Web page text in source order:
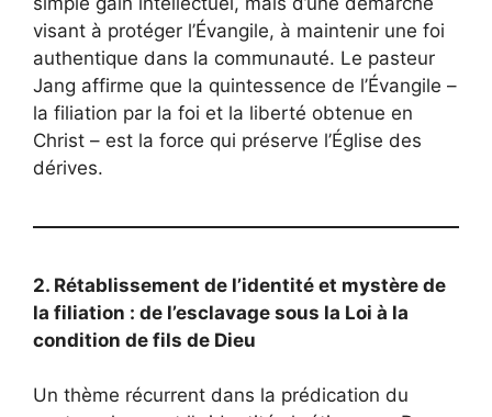
visant à protéger l’Évangile, à maintenir une foi
authentique dans la communauté. Le pasteur
Jang affirme que la quintessence de l’Évangile –
la filiation par la foi et la liberté obtenue en
Christ – est la force qui préserve l’Église des
dérives.
2. Rétablissement de l’identité et mystère de
la filiation : de l’esclavage sous la Loi à la
condition de fils de Dieu
Un thème récurrent dans la prédication du